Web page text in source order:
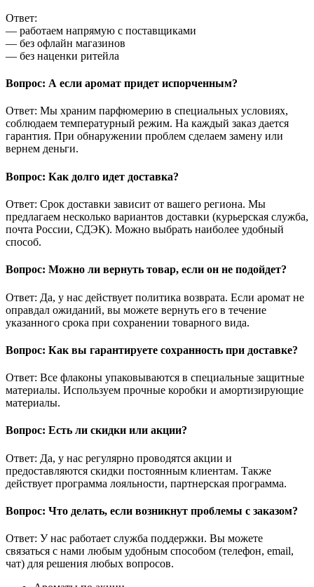
Ответ:
— работаем напрямую с поставщиками
— без офлайн магазинов
— без наценки ритейла
Вопрос: А если аромат придет испорченным?
Ответ: Мы храним парфюмерию в специальных условиях,
соблюдаем температурный режим. На каждый заказ дается
гарантия. При обнаружении проблем сделаем замену или
вернем деньги.
Вопрос: Как долго идет доставка?
Ответ: Срок доставки зависит от вашего региона. Мы
предлагаем несколько вариантов доставки (курьерская служба,
почта России, СДЭК). Можно выбрать наиболее удобный
способ.
Вопрос: Можно ли вернуть товар, если он не подойдет?
Ответ: Да, у нас действует политика возврата. Если аромат не
оправдал ожиданий, вы можете вернуть его в течение
указанного срока при сохранении товарного вида.
Вопрос: Как вы гарантируете сохранность при доставке?
Ответ: Все флаконы упаковываются в специальные защитные
материалы. Используем прочные коробки и амортизирующие
материалы.
Вопрос: Есть ли скидки или акции?
Ответ: Да, у нас регулярно проводятся акции и
предоставляются скидки постоянным клиентам. Также
действует программа лояльности, партнерская программа.
Вопрос: Что делать, если возникнут проблемы с заказом?
Ответ: У нас работает служба поддержки. Вы можете
связаться с нами любым удобным способом (телефон, email,
чат) для решения любых вопросов.